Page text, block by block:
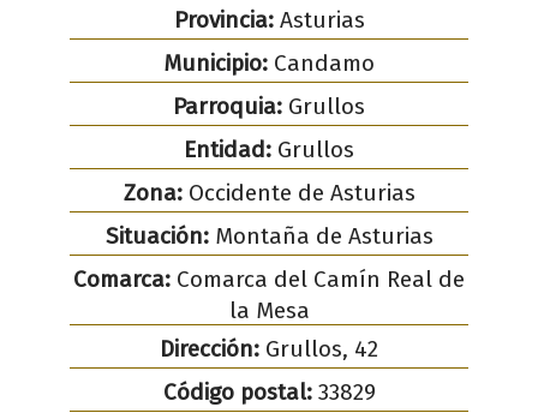
Provincia:Asturias
Municipio: Candamo
Parroquia: Grullos
Entidad: Grullos
Zona:Occidente de Asturias
Situación:Montaña de Asturias
Comarca: Comarca del Camín Real de
la Mesa
Dirección: Grullos, 42
Código postal:33829